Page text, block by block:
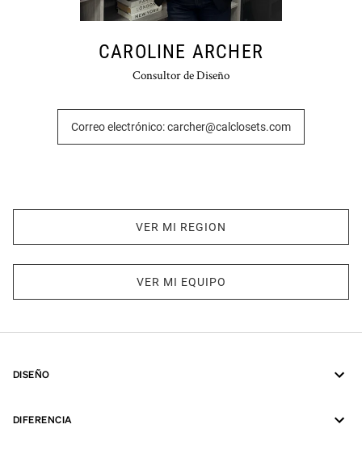
CAROLINE ARCHER
Consultor de Diseño
Correo electrónico: carcher@calclosets.com
VER MI REGION
VER MI EQUIPO
DISEÑO
DIFERENCIA